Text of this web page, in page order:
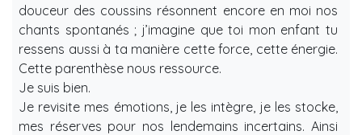
douceur des coussins résonnent encore en moi nos
chants spontanés ; j’imagine que toi mon enfant tu
ressens aussi à ta manière cette force, cette énergie.
Cette parenthèse nous ressource.
Je suis bien.
Je revisite mes émotions, je les intègre, je les stocke,
mes réserves pour nos lendemains incertains. Ainsi